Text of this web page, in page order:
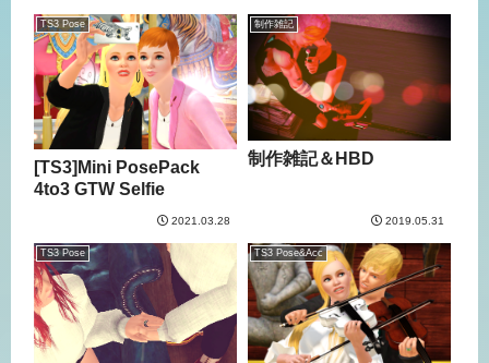
TS3 Pose
[TS3]Mini PosePack
4to3 GTW Selfie
2021.03.28
制作雑記
制作雑記＆HBD
2019.05.31
TS3 Pose TS3 Pose&Acc